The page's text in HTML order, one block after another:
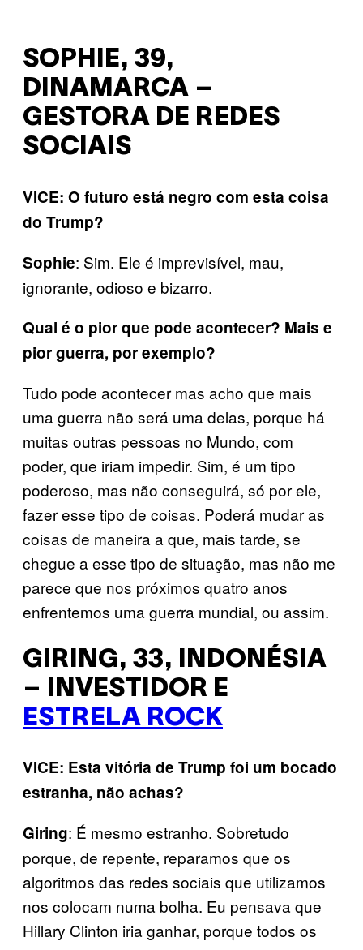
SOPHIE, 39,
DINAMARCA –
GESTORA DE REDES
SOCIAIS
VICE: O futuro está negro com esta coisa
do Trump?
Sophie: Sim. Ele é imprevisível, mau,
ignorante, odioso e bizarro.
Qual é o pior que pode acontecer? Mais e
pior guerra, por exemplo?
Tudo pode acontecer mas acho que mais
uma guerra não será uma delas, porque há
muitas outras pessoas no Mundo, com
poder, que iriam impedir. Sim, é um tipo
poderoso, mas não conseguirá, só por ele,
fazer esse tipo de coisas. Poderá mudar as
coisas de maneira a que, mais tarde, se
chegue a esse tipo de situação, mas não me
parece que nos próximos quatro anos
enfrentemos uma guerra mundial, ou assim.
GIRING, 33, INDONÉSIA
– INVESTIDOR E
ESTRELA ROCK
VICE: Esta vitória de Trump foi um bocado
estranha, não achas?
Giring: É mesmo estranho. Sobretudo
porque, de repente, reparamos que os
algoritmos das redes sociais que utilizamos
nos colocam numa bolha. Eu pensava que
Hillary Clinton iria ganhar, porque todos os